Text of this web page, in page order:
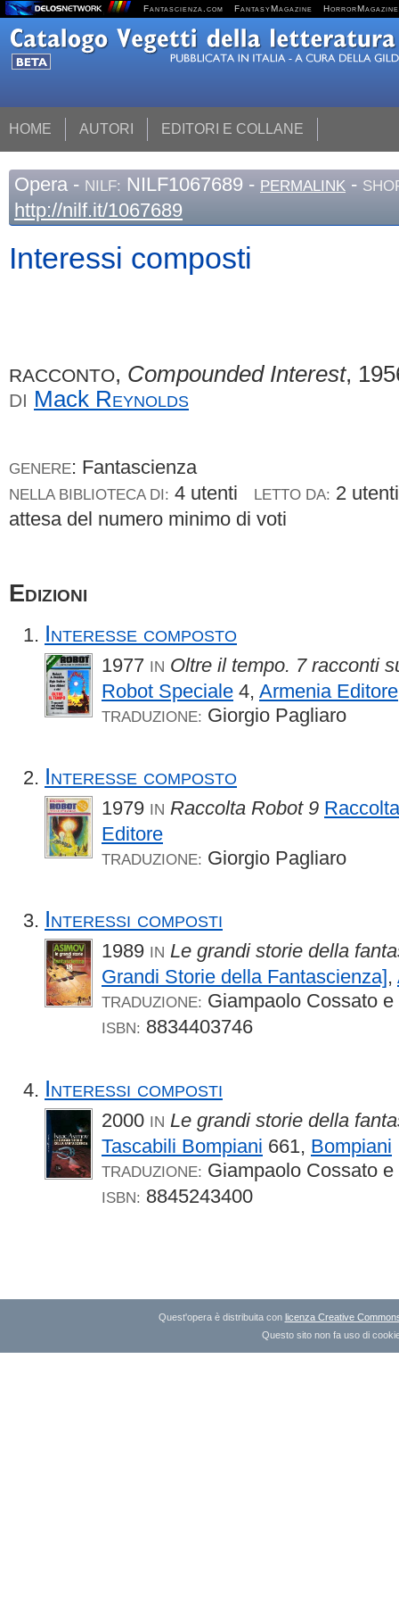
Fantascienza.com FantasyMagazine HorrorMagazine
HOME AUTORI EDITORI E COLLANE
Opera - NILF: NILF1067689 - PERMALINK -
http://nilf.it/1067689
Interessi composti
RACCONTO, Compounded Interest,
DI Mack Reynolds
GENERE: Fantascienza
NELLA BIBLIOTECA DI: 4 utenti LETTO DA: 2
attesa del numero minimo di voti
Edizioni
Interesse composto
1977 IN Oltre il tempo. 7 racconti
Robot Speciale 4, Armenia Editore
TRADUZIONE: Giorgio Pagliaro
Interesse composto
1979 IN Raccolta Robot 9
Editore
TRADUZIONE: Giorgio Pagliaro
Interessi composti
1989 IN Le grandi storie della
Grandi Storie della Fantascienza] ,
TRADUZIONE: Giampaolo Cossato
ISBN: 8834403746
Interessi composti
2000 IN Le grandi storie della
Tascabili Bompiani 661, Bompiani
TRADUZIONE: Giampaolo Cossato
ISBN: 8845243400
Quest'opera è distribuita con licenza Creative
Questo sito non fa uso di